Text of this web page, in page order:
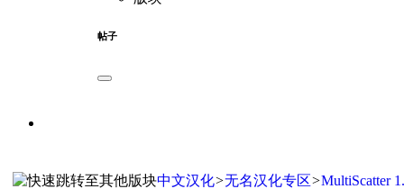
帖子
中文汉化>无名汉化专区>MultiScatter